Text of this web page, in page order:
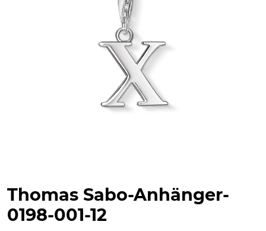
Thomas Sabo-Anhänger-
0198-001-12